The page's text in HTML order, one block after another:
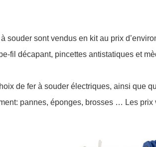
souder sont vendus en kit au prix
fil décapant, pincettes antistatiques et
de fer à souder électriques, ainsi que
pannes, éponges, brosses … Les